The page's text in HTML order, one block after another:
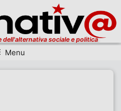
sociale e politica
Menu